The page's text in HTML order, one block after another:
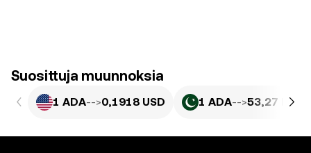
Suosittuja muunnoksia
1 ADA-->0,1918 USD 1 ADA-->53,27 PKR